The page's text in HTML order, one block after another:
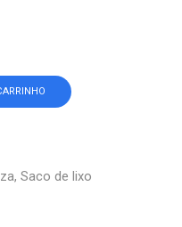
, Saco de lixo